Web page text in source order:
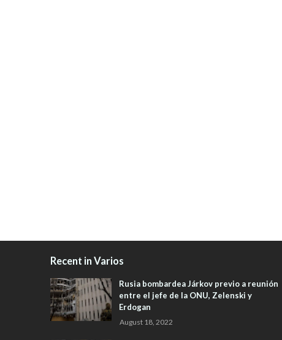
Recent in Varios
Rusia bombardea Járkov previo a reunión
entre el jefe de la ONU, Zelenski y
Erdogan
August 18, 2022